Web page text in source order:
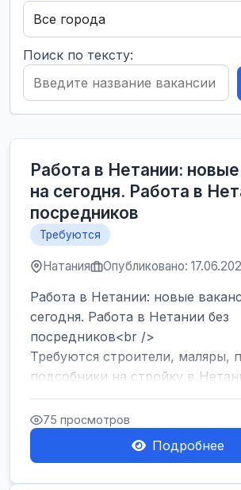
Поиск по тексту:
Работа в Нетании: новые
на сегодня. Работа в
посредников
Требуются
Натания Опубликовано:
Работа в Нетании: новые
сегодня. Работа в Нетании без
посредников<br />
Требуются строители, маляры,
подсобники на стройку в
Срочно требуются горничные,
75 просмотров
Подробнее